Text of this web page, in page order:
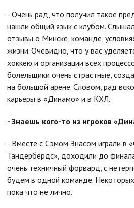
- Очень рад, что получил такое
нашли общий язык с клубом.
отзывы о Минске, команде,
жизни. Очевидно, что у вас
хоккею и организации всех
болельщики очень страстные,
на большой арене. Словом, рад
карьеры в «Динамо» и в КХЛ.
- Знаешь кого-то из игроков
- Вместе с Сэмом Энасом играли в
Тандербёрдс», доходили до
очень техничный форвард, с
будем в одной команде.
пока что не лично.